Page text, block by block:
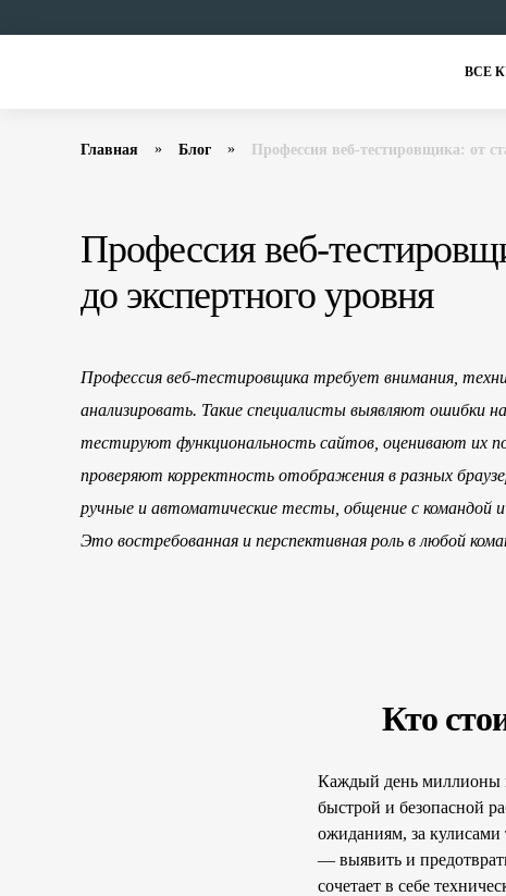
ВСЕ
Главная Блог Профессия веб-тестировщика: от
Профессия веб-
до экспертного уровня
Профессия веб-тестировщика требует внимания,
анализировать. Такие специалисты выявляют ошибки
тестируют функциональность сайтов, оценивают их
проверяют корректность отображения в разных
ручные и автоматические тесты, общение с командой и
Это востребованная и перспективная роль в любой
Кто
Каждый день миллионы
быстрой и безопасной
ожиданиям, за
— выявить и
сочетает в себе